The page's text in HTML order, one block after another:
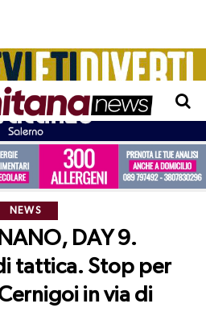
NEWS
DAY 9.
tattica. Stop per
in via di